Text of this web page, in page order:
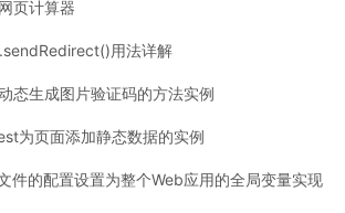
页计算器
用法详解
态生成图片验证码的方法实例
为页面添加静态数据的实例
件的配置设置为整个Web应用的全局变量实现